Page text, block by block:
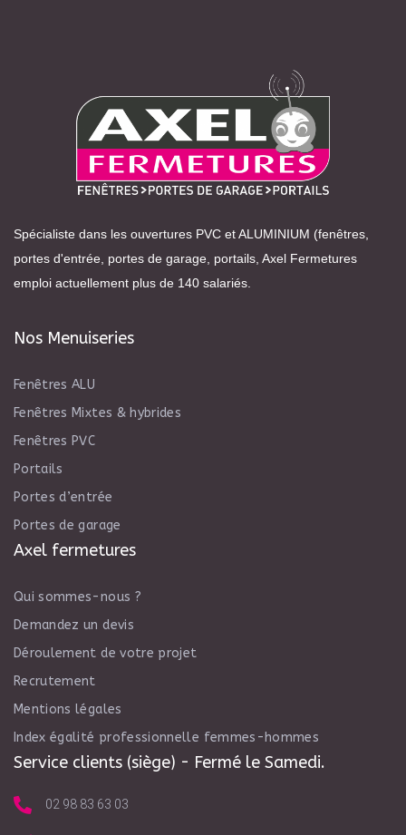
Spécialiste dans les ouvertures PVC et ALUMINIUM (fenêtres,
portes d'entrée, portes de garage, portails, Axel Fermetures
emploi actuellement plus de 140 salariés.
Nos Menuiseries
Fenêtres ALU
Fenêtres Mixtes & hybrides
Fenêtres PVC
Portails
Portes d’entrée
Portes de garage
Axel fermetures
Qui sommes-nous ?
Demandez un devis
Déroulement de votre projet
Recrutement
Mentions légales
Index égalité professionnelle femmes-hommes
Service clients (siège) - Fermé le Samedi.
02 98 83 63 03